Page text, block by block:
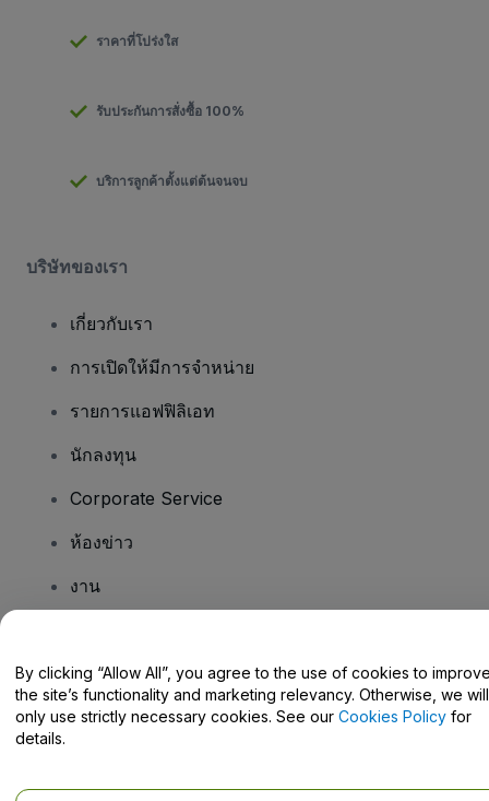
ราคาที่โปร่งใส
รับประกันการสั่งซื้อ 100%
บริการลูกค้าตั้งแต่ต้นจนจบ
บริษัทของเรา
เกี่ยวกับเรา
การเปิดให้มีการจำหน่าย
รายการแอฟฟิลิเอท
นักลงทุน
Corporate Service
ห้องข่าว
งาน
Help Centre / Contact Us
By clicking “Allow All”, you agree to the use of cookies to
the site’s functionality and marketing relevancy. Otherwise, we will
only use strictly necessary cookies. See our Cookies Policy for
details.